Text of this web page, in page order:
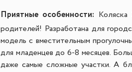
Приятные особенности:
родителей!
Разработана для
модель с вместительным
для младенцев до 6-8 месяцев.
даже самые сложные участки. А